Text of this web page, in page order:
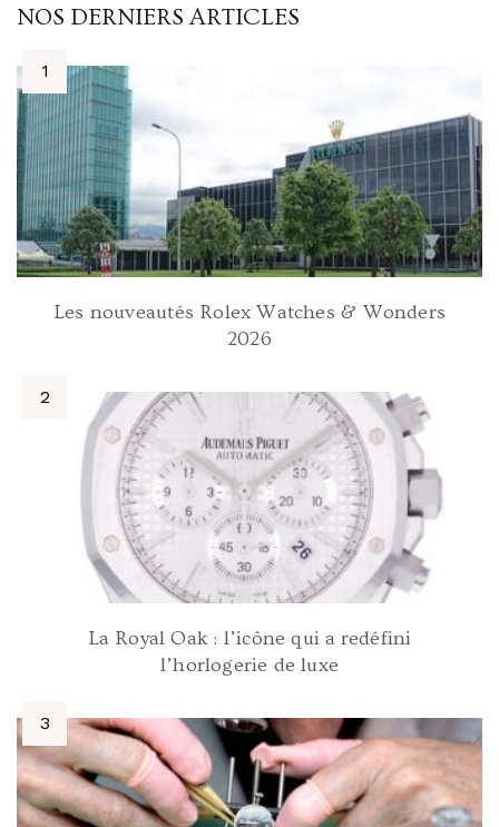
NOS DERNIERS ARTICLES
Les nouveautés Rolex Watches & Wonders
2026
La Royal Oak : l’icône qui a redéfini
l’horlogerie de luxe